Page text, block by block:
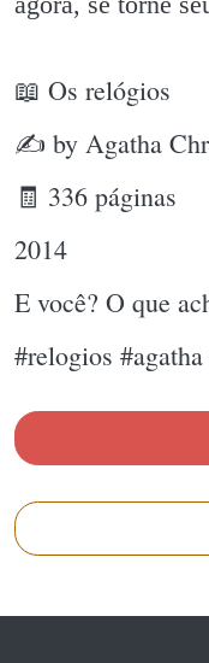
📖 Os relógios
✍ by Agatha
🧾 336 páginas
2014
E você? O que
#relogios